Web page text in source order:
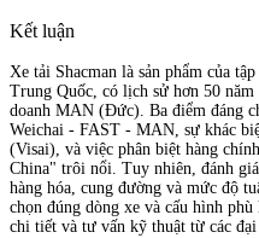
Kết luận
Xe tải Shacman là sản phẩm của
Trung Quốc, có lịch sử hơn 50
doanh MAN (Đức). Ba điểm đáng
Weichai - FAST - MAN, sự khác
(Visai), và việc phân biệt hàng
China" trôi nổi. Tuy nhiên, đánh
hàng hóa, cung đường và mức độ
chọn đúng dòng xe và cấu hình
chi tiết và tư vấn kỹ thuật từ các